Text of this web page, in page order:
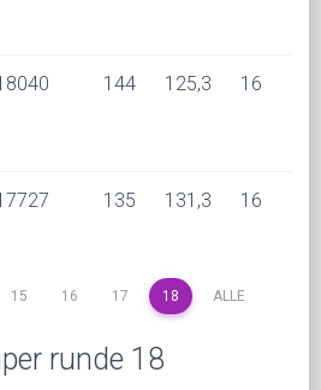
144 125,3 16
135 131,3 16
15 16 17 18 ALLE
runde 18